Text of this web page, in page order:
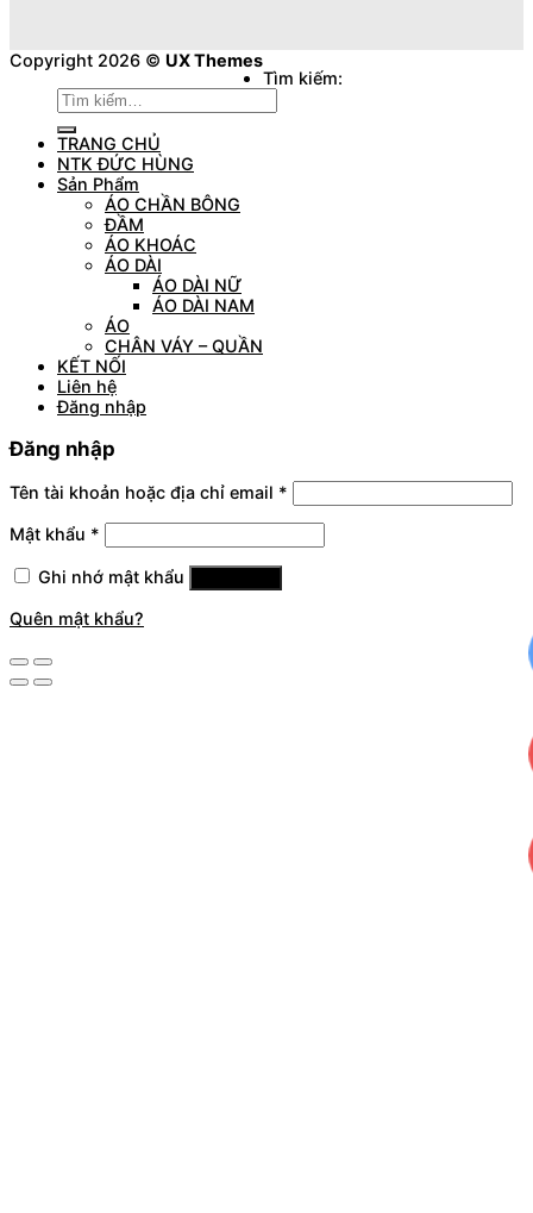
Copyright 2026 © UX Themes
Tìm kiếm:
TRANG CHỦ
NTK ĐỨC HÙNG
Sản Phẩm
ÁO CHẦN BÔNG
ĐẦM
ÁO KHOÁC
ÁO DÀI
ÁO DÀI NỮ
ÁO DÀI NAM
ÁO
CHÂN VÁY – QUẦN
KẾT NỐI
Liên hệ
Đăng nhập
Đăng nhập
Tên tài khoản hoặc địa chỉ email *
Mật khẩu *
Ghi nhớ mật khẩu
Quên mật khẩu?